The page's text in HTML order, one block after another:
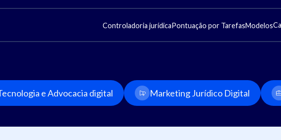
Controladoria jurídicaPontuação por TarefasModelos
e Advocacia digital Marketing Jurídico Digital